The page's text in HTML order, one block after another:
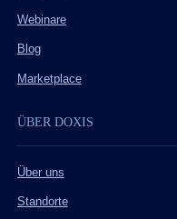
Webinare
Blog
Marketplace
ÜBER DOXIS
Über uns
Standorte